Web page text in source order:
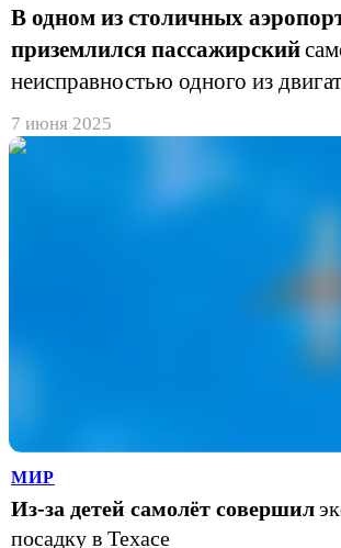
В одном из столичных
приземлился пассажирский
неисправностью одного из
7 июня 2025
МИР
Из-за детей самолёт совершил
посадку в Техасе